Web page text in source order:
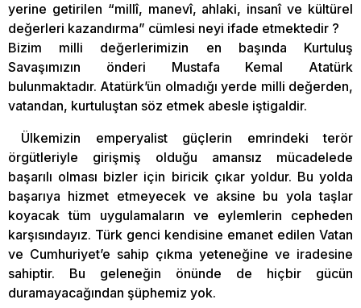
yerine getirilen “millî, manevî, ahlaki, insanî ve kültürel
değerleri kazandırma” cümlesi neyi ifade etmektedir ?
Bizim milli değerlerimizin en başında Kurtuluş
Savaşımızın önderi Mustafa Kemal Atatürk
bulunmaktadır. Atatürk’ün olmadığı yerde milli değerden,
vatandan, kurtuluştan söz etmek abesle iştigaldir.
Ülkemizin emperyalist güçlerin emrindeki terör
örgütleriyle girişmiş olduğu amansız mücadelede
başarılı olması bizler için biricik çıkar yoldur. Bu yolda
başarıya hizmet etmeyecek ve aksine bu yola taşlar
koyacak tüm uygulamaların ve eylemlerin cepheden
karşısındayız. Türk genci kendisine emanet edilen Vatan
ve Cumhuriyet’e sahip çıkma yeteneğine ve iradesine
sahiptir. Bu geleneğin önünde de hiçbir gücün
duramayacağından şüphemiz yok.